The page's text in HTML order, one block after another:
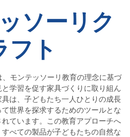
ソーリク
フト
モンテッソーリ教育の理念に基づ
学習を促す家具づくりに取り組ん
は、子どもたち一人ひとりの成長
世界を探求するためのツールとな
ています。この教育アプローチへ
べての製品が子どもたちの自然な